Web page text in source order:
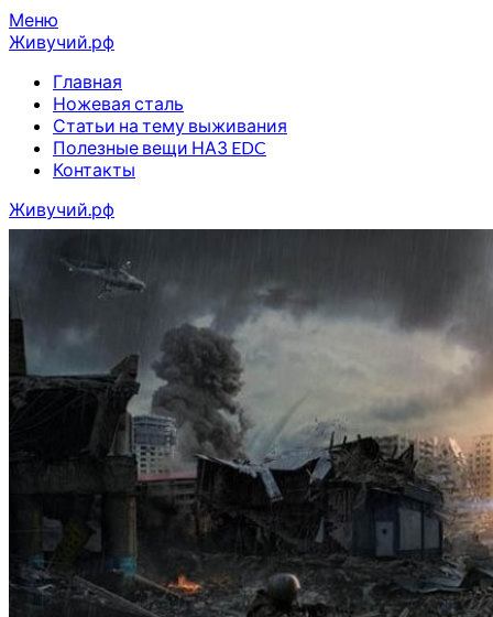
Перейти
к
Меню
Живучий.рф
Главная
Ножевая сталь
Статьи на тему выживания
Полезные вещи НАЗ EDC
Контакты
Живучий.рф